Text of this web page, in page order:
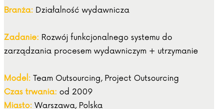
Branża: Działalność wydawnicza
Zadanie: Rozwój funkcjonalnego systemu do
zarządzania procesem wydawniczym + utrzymanie
Model: Team Outsourcing, Project Outsourcing
Czas trwania: od 2009
Miasto: Warszawa, Polska